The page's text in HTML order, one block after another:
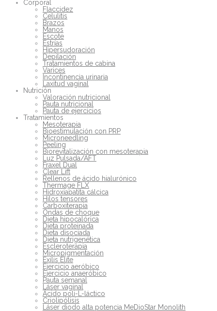
Corporal
Flaccidez
Celulitis
Brazos
Manos
Escote
Estrías
Hipersudoración
Depilación
Tratamientos de cabina
Varices
Incontinencia urinaria
Laxitud vaginal
Nutrición
Valoración nutricional
Pauta nutricional
Pauta de ejercicios
Tratamientos
Mesoterapia
Bioestimulación con PRP
Microneedling
Peeling
Biorevitalización con mesoterapia
Luz Pulsada/AFT
Fraxel Dual
Clear Lift
Rellenos de ácido hialurónico
Thermage FLX
Hidroxiapatita cálcica
Hilos tensores
Carboxiterapia
Ondas de choque
Dieta hipocalórica
Dieta proteinada
Dieta disociada
Dieta nutrigenética
Escleroterapia
Micropigmentación
Exilis Elite
Ejercicio aeróbico
Ejercicio anaeróbico
Pauta semanal
Láser vaginal
Ácido poli-L-láctico
Criolipólisis
Láser diodo alta potencia MeDioStar Monolith